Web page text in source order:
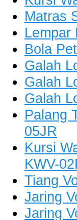
Matras
Lempar
Bola
Galah
Galah
Galah
Palang
05JR
Kursi
KWV-
Tiang
Jaring
Jaring